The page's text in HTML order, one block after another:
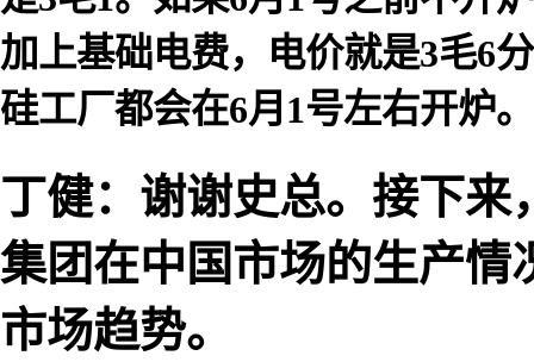
加上基础电费，电价就是3毛6
硅工厂都会在6月1号左右开炉。
丁健：谢谢史总。接下
集团在中国市场的生产情
市场趋势。